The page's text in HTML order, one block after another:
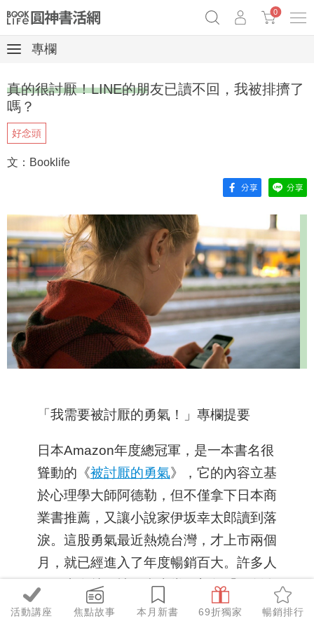
Netflix話題章魚小說！
0
活動講座 焦點故事 本月新書 69折獨家 暢銷排行
專欄
真的很討厭！LINE的朋友已讀不回，我被排擠了
嗎？
好念頭
文：Booklife
「我需要被討厭的勇氣！」專欄提要
日本Amazon年度總冠軍，是一本書名很
聳動的《被討厭的勇氣》，它的內容立基
於心理學大師阿德勒，但不僅拿下日本商
業書推薦，又讓小說家伊坂幸太郎讀到落
淚。這股勇氣最近熱燒台灣，才上市兩個
月，就已經進入了年度暢銷百大。許多人
一見書名就鍾情，拿來當作新年「開創全
新人際關係，擁有做自己的勇氣」的踏